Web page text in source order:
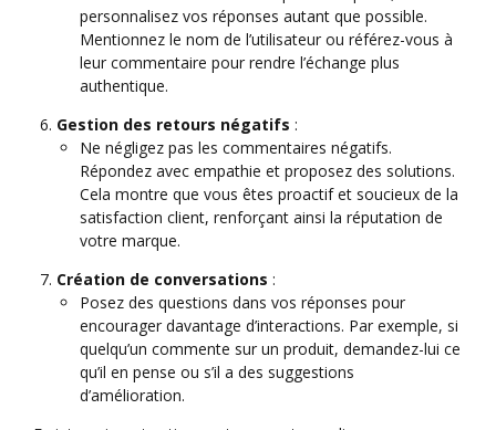
personnalisez vos réponses autant que possible.
Mentionnez le nom de l’utilisateur ou référez-vous à
leur commentaire pour rendre l’échange plus
authentique.
Gestion des retours négatifs :
Ne négligez pas les commentaires négatifs.
Répondez avec empathie et proposez des solutions.
Cela montre que vous êtes proactif et soucieux de la
satisfaction client, renforçant ainsi la réputation de
votre marque.
Création de conversations :
Posez des questions dans vos réponses pour
encourager davantage d’interactions. Par exemple, si
quelqu’un commente sur un produit, demandez-lui ce
qu’il en pense ou s’il a des suggestions
d’amélioration.